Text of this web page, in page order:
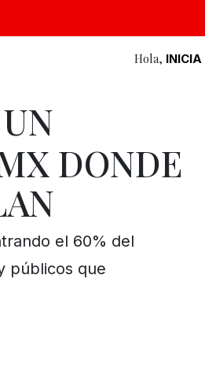
Hola, INICIA
DONDE
el 60% del
públicos que